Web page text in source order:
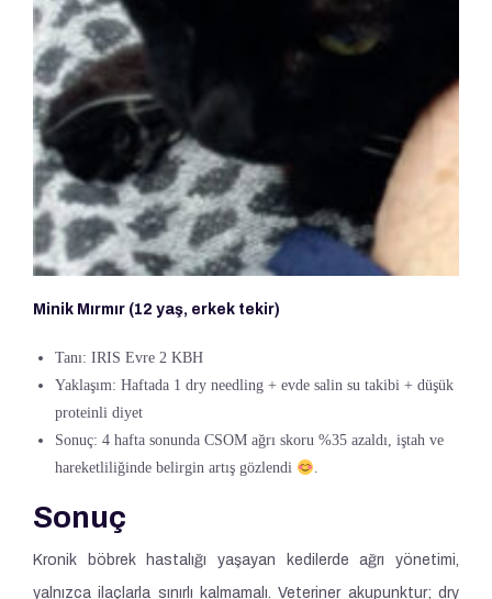
Minik Mırmır (12 yaş, erkek tekir)
Tanı: IRIS Evre 2 KBH
Yaklaşım: Haftada 1 dry needling + evde salin su takibi + düşük
proteinli diyet
Sonuç: 4 hafta sonunda CSOM ağrı skoru %35 azaldı, iştah ve
hareketliliğinde belirgin artış gözlendi
.
Sonuç
Kronik böbrek hastalığı yaşayan kedilerde ağrı yönetimi,
yalnızca ilaçlarla sınırlı kalmamalı. Veteriner akupunktur; dry